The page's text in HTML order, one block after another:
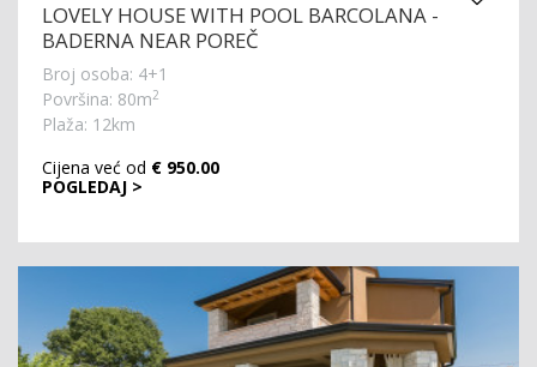
LOVELY HOUSE WITH POOL BARCOLANA -
BADERNA NEAR POREČ
Broj osoba: 4+1
Površina: 80m2
Plaža: 12km
POGLEDAJ >
Cijena već od € 950.00